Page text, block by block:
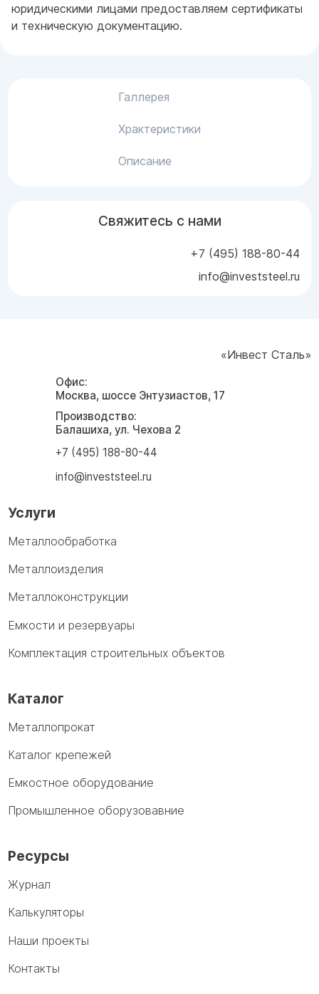
юридическими лицами предоставляем сертификаты
и техническую документацию.
Галлерея
Храктеристики
Описание
Свяжитесь с нами
+7 (495) 188-80-44
info@investsteel.ru
«Инвест Сталь»
Офис:
Москва, шоссе Энтузиастов, 17
Производство:
Балашиха, ул. Чехова 2
+7 (495) 188-80-44
info@investsteel.ru
Услуги
Металлообработка
Металлоизделия
Металлоконструкции
Емкости и резервуары
Комплектация строительных объектов
Каталог
Металлопрокат
Каталог крепежей
Емкостное оборудование
Промышленное оборузовавние
Ресурсы
Журнал
Калькуляторы
Наши проекты
Контакты